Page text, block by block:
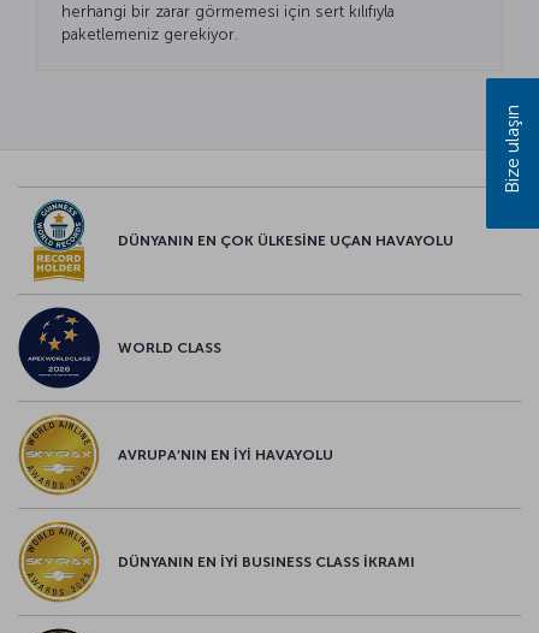
herhangi bir zarar görmemesi için sert kılıfıyla
paketlemeniz gerekiyor.
DÜNYANIN EN ÇOK ÜLKESİNE UÇAN HAVAYOLU
WORLD CLASS
AVRUPA’NIN EN İYİ HAVAYOLU
DÜNYANIN EN İYİ BUSINESS CLASS İKRAMI
Bize ulaşın